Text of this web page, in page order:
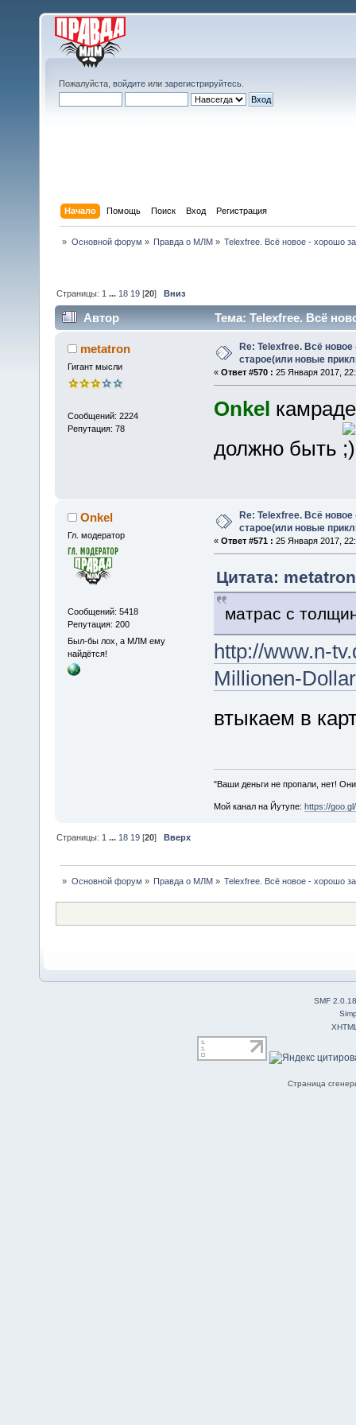
Пожалуйста, войдите или зарегистрируйтесь
Начало Помощь Поиск Вход Регистрация
» Основной форум » Правда о МЛМ » Telexfree. Всё новое - хорошо
Страницы: 1 ... 18 19 [20]Вниз
Автор
Тема: Telexfree. Всё
инвесторов) (Прочитано 273967 раз)
metatron
Гигант мысли
Сообщений: 2224
Репутация: 78
Re: Telexfree. Всё
старое(или новые
« Ответ #570 : 25 Января 2017,
Onkel
должно быть
Onkel
Гл. модератор
Сообщений: 5418
Репутация: 200
Был-бы лох, а МЛМ ему
найдётся!
Re: Telexfree. Всё
старое(или новые
« Ответ #571 : 25 Января 2017,
Цитата:
матрас с
http://www.n-
Millionen-
втыкаем в
"Ваши деньги не пропали, нет!
Мой канал на Йутупе: https://
Страницы: 1 ... 18 19 [20]Вверх
» Основной форум » Правда о МЛМ» Telexfree. Всё новое - хорошо
SMF 2.0.18
Страница